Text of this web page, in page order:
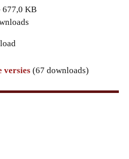
677,0 KB
versies (67 downloads)